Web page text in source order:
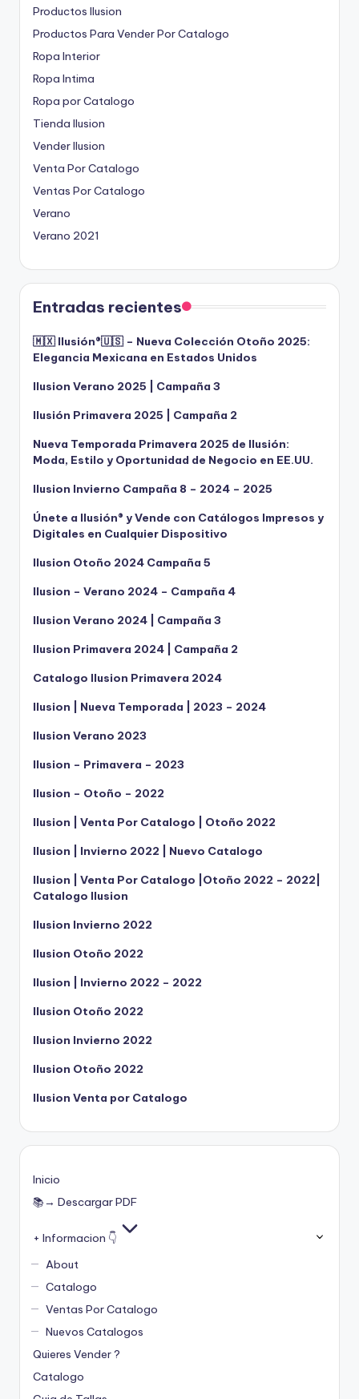
Productos Ilusion
Productos Para Vender Por Catalogo
Ropa Interior
Ropa Intima
Ropa por Catalogo
Tienda Ilusion
Vender Ilusion
Venta Por Catalogo
Ventas Por Catalogo
Verano
Verano 2021
Entradas recientes
🇲🇽 Ilusión®️🇺🇸 – Nueva Colección Otoño 2025:
Elegancia Mexicana en Estados Unidos
Ilusion Verano 2025 | Campaña 3
Ilusión Primavera 2025 | Campaña 2
Nueva Temporada Primavera 2025 de Ilusión:
Moda, Estilo y Oportunidad de Negocio en EE.UU.
Ilusion Invierno Campaña 8 – 2024 – 2025
Únete a Ilusión® y Vende con Catálogos Impresos y
Digitales en Cualquier Dispositivo
Ilusion Otoño 2024 Campaña 5
Ilusion – Verano 2024 – Campaña 4
Ilusion Verano 2024 | Campaña 3
Ilusion Primavera 2024 | Campaña 2
Catalogo Ilusion Primavera 2024
Ilusion | Nueva Temporada | 2023 – 2024
Ilusion Verano 2023
Ilusion – Primavera – 2023
Ilusion – Otoño – 2022
Ilusion | Venta Por Catalogo | Otoño 2022
Ilusion | Invierno 2022 | Nuevo Catalogo
Ilusion | Venta Por Catalogo |Otoño 2022 – 2022|
Catalogo Ilusion
Ilusion Invierno 2022
Ilusion Otoño 2022
Ilusion | Invierno 2022 – 2022
Ilusion Otoño 2022
Ilusion Invierno 2022
Ilusion Otoño 2022
Ilusion Venta por Catalogo
Inicio
📚→ Descargar PDF
+ Informacion 👇
About
Catalogo
Ventas Por Catalogo
Nuevos Catalogos
Quieres Vender ?
Catalogo